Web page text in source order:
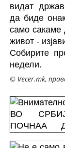
видат
да биде
само сакаме
живот -
Собирите
недели.
© Vecer.mk,